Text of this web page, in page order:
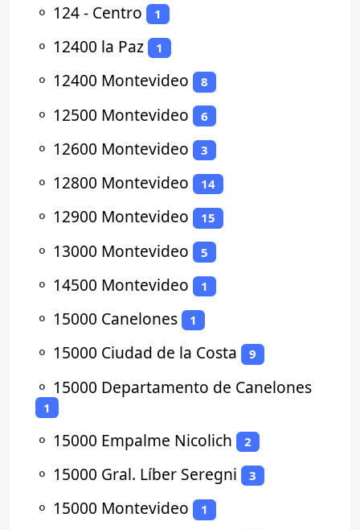
⚬ 124 - Centro 1
⚬ 12400 la Paz 1
⚬ 12400 Montevideo 8
⚬ 12500 Montevideo 6
⚬ 12600 Montevideo 3
⚬ 12800 Montevideo 14
⚬ 12900 Montevideo 15
⚬ 13000 Montevideo 5
⚬ 14500 Montevideo 1
⚬ 15000 Canelones 1
⚬ 15000 Ciudad de la Costa 9
⚬ 15000 Departamento de Canelones
1
⚬ 15000 Empalme Nicolich 2
⚬ 15000 Gral. Líber Seregni 3
⚬ 15000 Montevideo 1